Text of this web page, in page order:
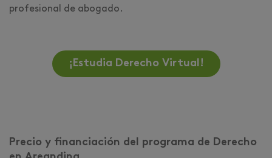
profesional de abogado.
¡Estudia Derecho Virtual!
Precio y financiación del programa de Derecho